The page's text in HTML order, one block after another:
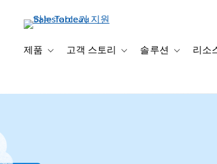
건
기
제품 Toggle sub-navigation for 제품
고객 스토리 Toggle sub-navigation for
솔루션 Toggle리소